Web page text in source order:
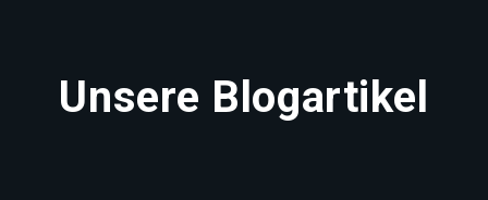
Unsere Blogartikel